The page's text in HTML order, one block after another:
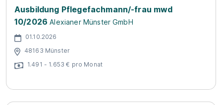
Ausbildung Pflegefachmann/-frau mwd
10/2026 Alexianer Münster GmbH
01.10.2026
48163 Münster
1.491 - 1.653 € pro Monat